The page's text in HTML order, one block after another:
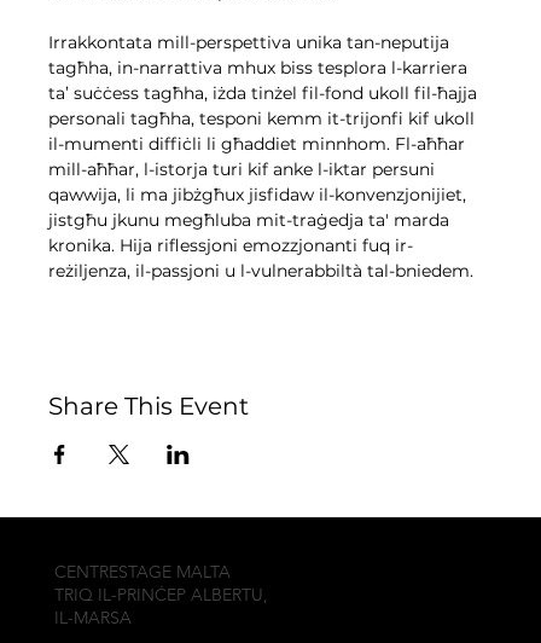
Irrakkontata mill-perspettiva unika tan-neputija
tagħha, in-narrattiva mhux biss tesplora l-karriera
ta’ suċċess tagħha, iżda tinżel fil-fond ukoll fil-ħajja
personali tagħha, tesponi kemm it-trijonfi kif ukoll
il-mumenti diffiċli li għaddiet minnhom. Fl-aħħar
mill-aħħar, l-istorja turi kif anke l-iktar persuni
qawwija, li ma jibżgħux jisfidaw il-konvenzjonijiet,
jistgħu jkunu megħluba mit-traġedja ta' marda
kronika. Hija riflessjoni emozzjonanti fuq ir-
reżiljenza, il-passjoni u l-vulnerabbiltà tal-bniedem.
Share This Event
CENTRESTAGE MALTA
TRIQ IL-PRINĊEP ALBERTU,
IL-MARSA